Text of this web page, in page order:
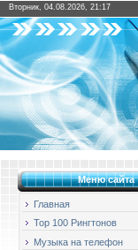
Вторник, 04.08.2026, 21:17
Меню сайта
Главная
Top 100 Рингтонов
Музыка на телефон